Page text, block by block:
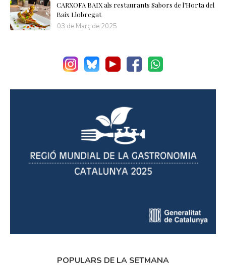
CARXOFA BAIX als restaurants Sabors de l’Horta del
Baix Llobregat
03 de Març de 2025
POPULARS DE LA SETMANA